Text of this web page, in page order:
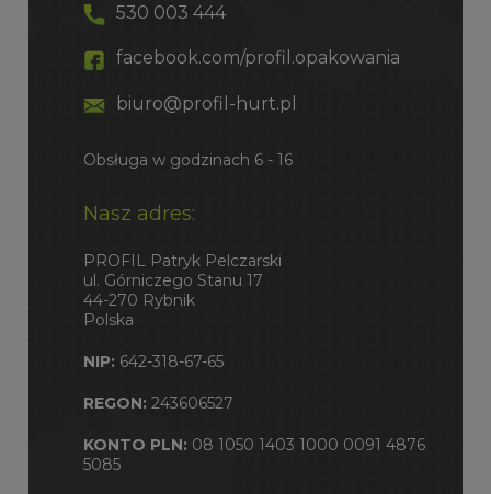
530 003 444
facebook.com/profil.opakowania
biuro@profil-hurt.pl
Obsługa w godzinach 6 - 16
Nasz adres:
PROFIL Patryk Pelczarski
ul. Górniczego Stanu 17
44-270 Rybnik
Polska
NIP: 642-318-67-65
REGON: 243606527
KONTO PLN: 08 1050 1403 1000 0091 4876
5085